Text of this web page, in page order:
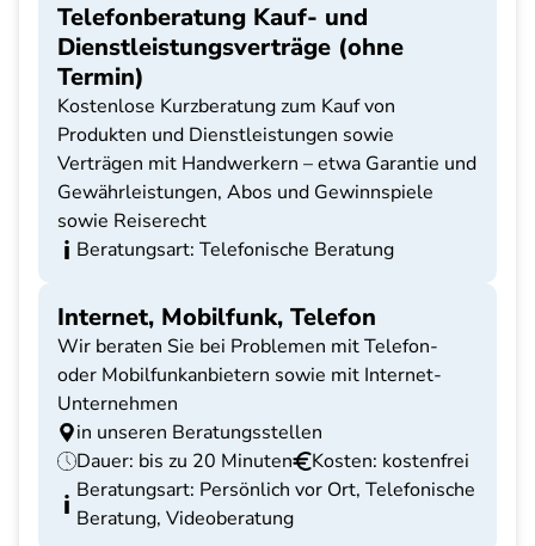
Telefonberatung Kauf- und
Dienstleistungsverträge (ohne
Termin)
Kostenlose Kurzberatung zum Kauf von
Produkten und Dienstleistungen sowie
Verträgen mit Handwerkern – etwa Garantie und
Gewährleistungen, Abos und Gewinnspiele
sowie Reiserecht
Beratungsart: Telefonische Beratung
Internet, Mobilfunk, Telefon
Wir beraten Sie bei Problemen mit Telefon-
oder Mobilfunkanbietern sowie mit Internet-
Unternehmen
in unseren Beratungsstellen
Dauer: bis zu 20 Minuten
Kosten: kostenfrei
Beratungsart: Persönlich vor Ort, Telefonische
Beratung, Videoberatung